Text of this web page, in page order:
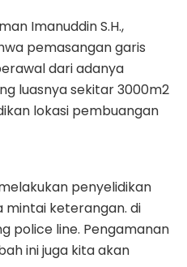
Imanuddin S.H.,
pemasangan garis
dari adanya
luasnya sekitar 3000m2
lokasi pembuangan
penyelidikan
mintai keterangan. di
police line. Pengamanan
ini juga kita akan